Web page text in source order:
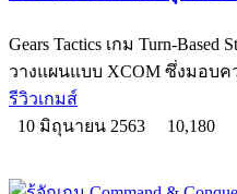
Gears Tactics เกม Turn-
วางแผนแบบ XCOM ซึ่งมอบ
รีวิวเกมส์
10 มิถุนายน 2563
10,180